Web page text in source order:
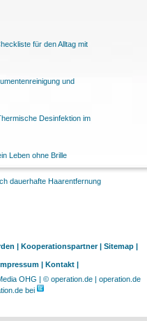
für den Alltag mit
und
Desinfektion im
Leben ohne Brille
dauerhafte Haarentfernung
| Kooperationspartner | Sitemap |
| Kontakt |
OHG | © operation.de | operation.de
bei